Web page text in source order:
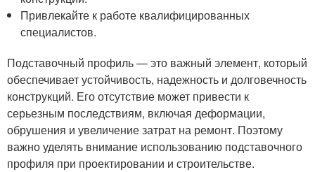
Привлекайте к работе квалифицированных
специалистов.
Подставочный профиль — это важный элемент, который
обеспечивает устойчивость, надежность и долговечность
конструкций. Его отсутствие может привести к
серьезным последствиям, включая деформации,
обрушения и увеличение затрат на ремонт. Поэтому
важно уделять внимание использованию подставочного
профиля при проектировании и строительстве.